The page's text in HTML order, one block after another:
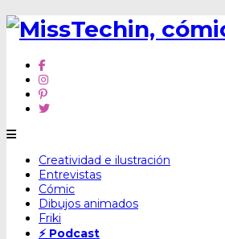
Skip
content
Creatividad e ilustración
Entrevistas
Cómic
Dibujos animados
Friki
⚡ Podcast